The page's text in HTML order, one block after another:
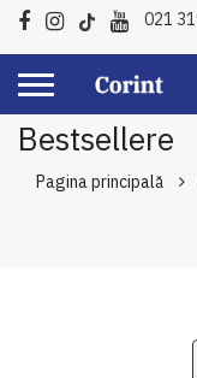
021
Bestsellere
Pagina principală